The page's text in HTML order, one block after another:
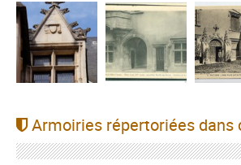
Armoiries répertoriées dans